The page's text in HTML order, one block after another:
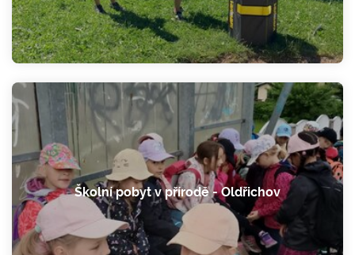
Školní pobyt v přírodě - Oldřichov